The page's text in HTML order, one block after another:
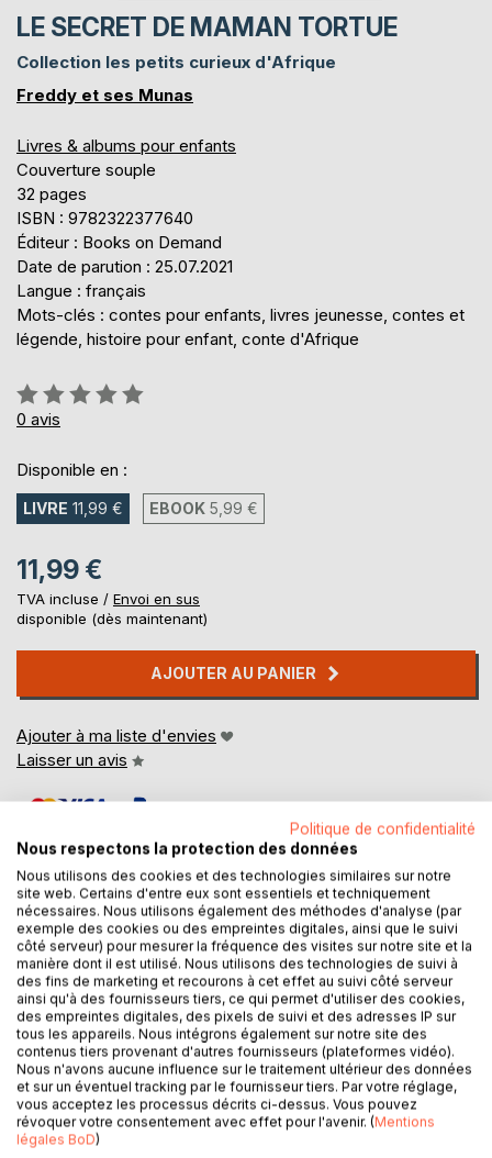
LE SECRET DE MAMAN TORTUE
Collection les petits curieux d'Afrique
Freddy et ses Munas
Livres & albums pour enfants
Couverture souple
32 pages
ISBN : 9782322377640
Éditeur : Books on Demand
Date de parution : 25.07.2021
Langue : français
Mots-clés : contes pour enfants, livres jeunesse, contes et
légende, histoire pour enfant, conte d'Afrique
Évaluation:
0%
0 avis
Disponible en :
LIVRE 11,99 € EBOOK 5,99 €
11,99 €
TVA incluse / Envoi en sus
disponible (dès maintenant)
AJOUTER AU PANIER
Ajouter à ma liste d'envies
Laisser un avis
DESCRIPTION
Les enfants de maman tortue sont dodus, bien portants,
alors que son voisin et ami le chien peine à trouver à
manger pour ses petits qui sont tout affaiblis. Maman
tortue aidera-t-elle son ami ? Quel est donc son secret
pour trouver à manger à ses enfants ?
AUTEUR(S)
Politique de confidentialité
Nous respectons la protection des données
Nous utilisons des cookies et des technologies similaires sur notre
site web. Certains d'entre eux sont essentiels et techniquement
nécessaires. Nous utilisons également des méthodes d'analyse (par
exemple des cookies ou des empreintes digitales, ainsi que le suivi
côté serveur) pour mesurer la fréquence des visites sur notre site et la
manière dont il est utilisé. Nous utilisons des technologies de suivi à
des fins de marketing et recourons à cet effet au suivi côté serveur
ainsi qu'à des fournisseurs tiers, ce qui permet d'utiliser des cookies,
des empreintes digitales, des pixels de suivi et des adresses IP sur
tous les appareils. Nous intégrons également sur notre site des
contenus tiers provenant d'autres fournisseurs (plateformes vidéo).
Nous n'avons aucune influence sur le traitement ultérieur des données
et sur un éventuel tracking par le fournisseur tiers. Par votre réglage,
vous acceptez les processus décrits ci-dessus. Vous pouvez
révoquer votre consentement avec effet pour l'avenir. (Mentions
légales BoD)